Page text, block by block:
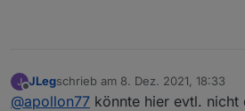
Offline
JLegschrieb am 8. Dez. 2021, 18:33
zuletzt editiert von
@apollon77 könnte hier evtl.